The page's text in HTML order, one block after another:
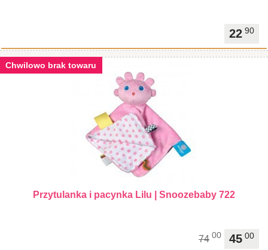
22 90
Chwilowo brak towaru
Przytulanka i pacynka Lilu | Snoozebaby 722
45 00
74 00